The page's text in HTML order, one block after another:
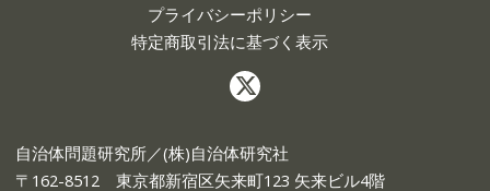
プライバシーポリシー
特定商取引法に基づく表示
自治体問題研究所／(株)自治体研究社
〒162-8512 東京都新宿区矢来町123 矢来ビル4階